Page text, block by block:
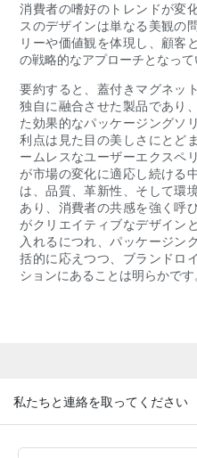
消費者の嗜好のトレンドが変
スのデザインは単なる美観の
リーや価値観を体現し、顧客
の戦略的なアプローチとなって
要約すると、蓋付きマグネッ
独自に融合させた製品であり
た効果的なパッケージングソ
利点は見た目の美しさにとど
ームレスなユーザーエクスペ
が市場の変化に適応し続ける
は、品質、革新性、そして環
あり、消費者の共感を強く呼
がクリエイティブなデザイン
入れるにつれ、パッケージン
括的に応えつつ、ブランドロ
ションにあることは明らかです
私たちと連絡を取ってください